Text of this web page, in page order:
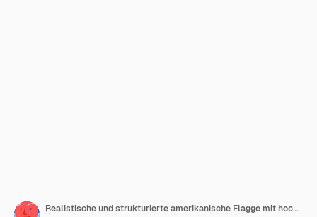
Realistische und strukturierte amerikanische Flagge mit hochwertigem Rendering